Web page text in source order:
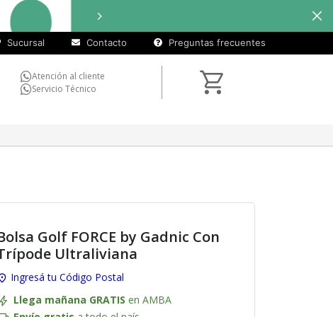
sin
interés)
9 cuotas
Sucursal Contacto Preguntas frecuentes
Atención al cliente
Servicio Técnico
Golf FORCE by Gadnic Con
Ultraliviana
Ingresá tu Código Postal
Llega mañana GRATIS en AMBA